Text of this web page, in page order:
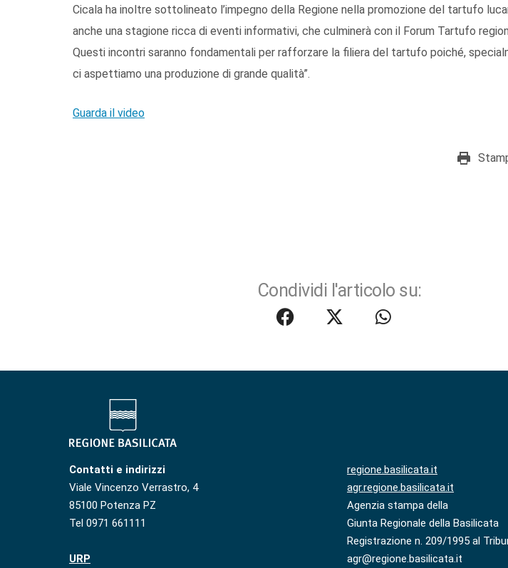
Cicala ha inoltre sottolineato l’impegno della Regione nella promozione del tartufo
anche una stagione ricca di eventi informativi, che culminerà con il Forum Tartufo
Questi incontri saranno fondamentali per rafforzare la filiera del tartufo poiché,
ci aspettiamo una produzione di grande qualità”.
Guarda il video
Condividi l'articolo su:
Contatti e indirizzi
Viale Vincenzo Verrastro, 4
85100 Potenza PZ
Tel 0971 661111
URP
regione.basilicata.it
agr.regione.basilicata.it
Agenzia stampa della
Giunta Regionale della Basilicata
Registrazione n. 209/1995 al
agr@regione.basilicata.it